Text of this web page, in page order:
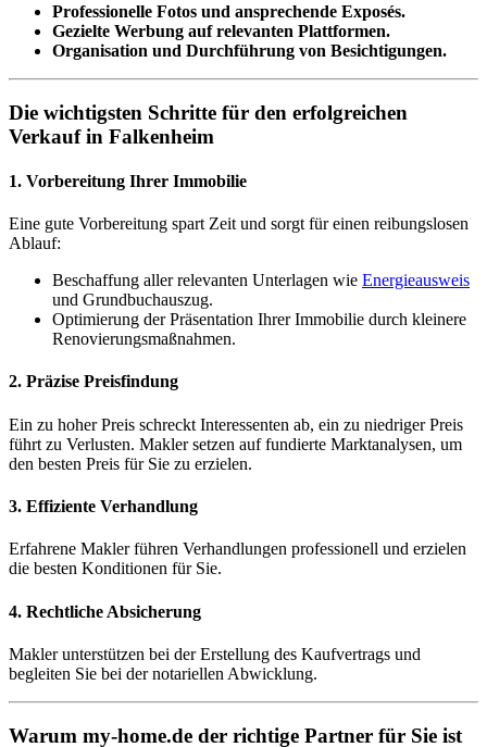
Professionelle Fotos und ansprechende Exposés.
Gezielte Werbung auf relevanten Plattformen.
Organisation und Durchführung von Besichtigungen.
Die wichtigsten Schritte für den erfolgreichen
Verkauf in Falkenheim
1. Vorbereitung Ihrer Immobilie
Eine gute Vorbereitung spart Zeit und sorgt für einen reibungslosen
Ablauf:
Beschaffung aller relevanten Unterlagen wie Energieausweis
und Grundbuchauszug.
Optimierung der Präsentation Ihrer Immobilie durch kleinere
Renovierungsmaßnahmen.
2. Präzise Preisfindung
Ein zu hoher Preis schreckt Interessenten ab, ein zu niedriger Preis
führt zu Verlusten. Makler setzen auf fundierte Marktanalysen, um
den besten Preis für Sie zu erzielen.
3. Effiziente Verhandlung
Erfahrene Makler führen Verhandlungen professionell und erzielen
die besten Konditionen für Sie.
4. Rechtliche Absicherung
Makler unterstützen bei der Erstellung des Kaufvertrags und
begleiten Sie bei der notariellen Abwicklung.
Warum my-home.de der richtige Partner für Sie ist